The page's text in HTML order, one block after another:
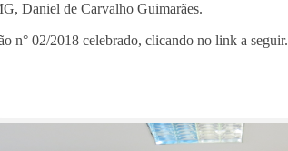
Daniel de Carvalho Guimarães.
02/2018 celebrado, clicando no link a seguir.